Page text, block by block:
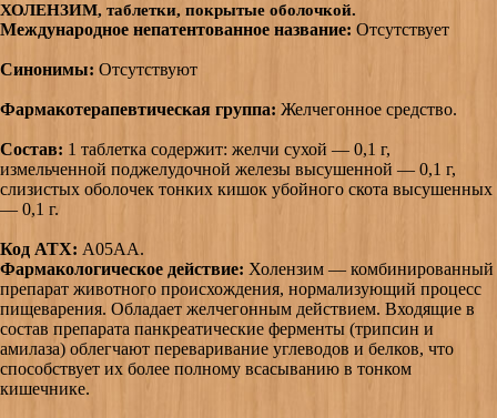
ХОЛЕНЗИМ, таблетки, покрытые оболочкой.
Международное непатентованное название: Отсутствует
Синонимы: Отсутствуют
Фармакотерапевтическая группа: Желчегонное средство.
Состав: 1 таблетка содержит: желчи сухой — 0,1 г,
измельченной поджелудочной железы высушенной — 0,1 г,
слизистых оболочек тонких кишок убойного скота высушенных
— 0,1 г.
Код АТХ: A05AA.
Фармакологическое действие: Холензим — комбинированный
препарат животного происхождения, нормализующий процесс
пищеварения. Обладает желчегонным действием. Входящие в
состав препарата панкреатические ферменты (трипсин и
амилаза) облегчают переваривание углеводов и белков, что
способствует их более полному всасыванию в тонком
кишечнике.